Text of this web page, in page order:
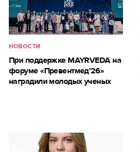
НОВОСТИ
При поддержке MAYRVEDA на
форуме «Превентмед’26»
наградили молодых ученых